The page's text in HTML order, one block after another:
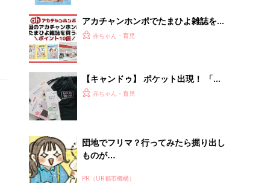
アカチャンホンポでたまひよ雑誌を買
うとポイント10倍【期間限定】
赤ちゃん・育児
【キャンドゥ】 ポケット出現！ 「収
納性ゼロ」バッグが、まさかの理想的
赤ちゃん・育児
団地でフリマ？行ってみたら掘り出し
ものが…
PR（UR都市機構）